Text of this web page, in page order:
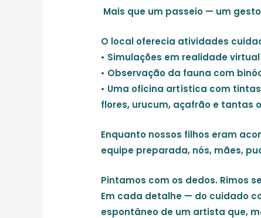
Mais que um passeio — um
O local oferecia atividades
• Simulações em realidade
• Observação da fauna com
• Uma oficina artística com
flores, urucum, açafrão e tantas
Enquanto nossos filhos eram
equipe preparada, nós, mães,
Pintamos com os dedos. Rimos
Em cada detalhe — do cuidado
espontâneo de um artista que,